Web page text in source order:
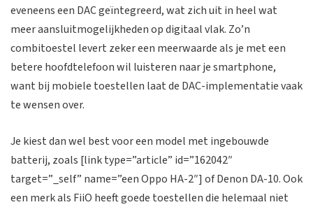
eveneens een DAC geïntegreerd, wat zich uit in heel wat
meer aansluitmogelijkheden op digitaal vlak. Zo’n
combitoestel levert zeker een meerwaarde als je met een
betere hoofdtelefoon wil luisteren naar je smartphone,
want bij mobiele toestellen laat de DAC-implementatie vaak
te wensen over.
Je kiest dan wel best voor een model met ingebouwde
batterij, zoals [link type=”article” id=”162042″
target=”_self” name=”een Oppo HA-2″] of Denon DA-10. Ook
een merk als FiiO heeft goede toestellen die helemaal niet